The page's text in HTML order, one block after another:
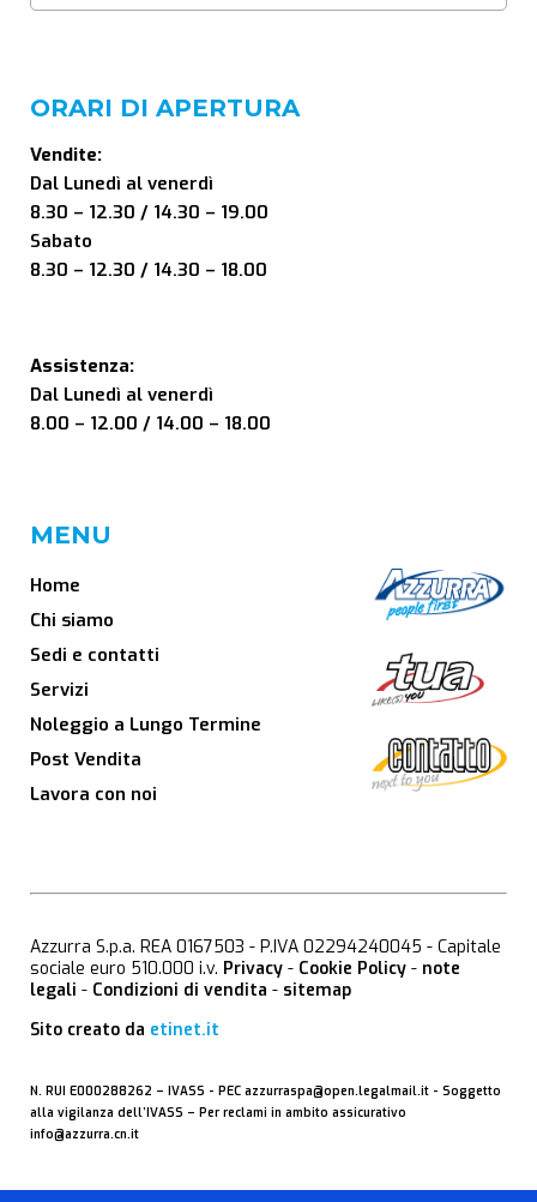
ORARI DI APERTURA
Vendite:
Dal Lunedì al venerdì
8.30 – 12.30 / 14.30 – 19.00
Sabato
8.30 – 12.30 / 14.30 – 18.00
Assistenza:
Dal Lunedì al venerdì
8.00 – 12.00 / 14.00 – 18.00
MENU
Home
Chi siamo
Sedi e contatti
Servizi
Noleggio a Lungo Termine
Post Vendita
Lavora con noi
Azzurra S.p.a. REA 0167503 - P.IVA 02294240045 - Capitale
sociale euro 510.000 i.v. Privacy - Cookie Policy - note
legali - Condizioni di vendita - sitemap
Sito creato da etinet.it
N. RUI E000288262 – IVASS - PEC azzurraspa@open.legalmail.it - Soggetto
alla vigilanza dell’IVASS – Per reclami in ambito assicurativo
info@azzurra.cn.it